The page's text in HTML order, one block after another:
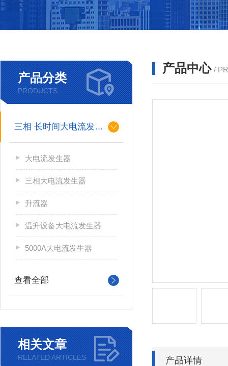
产品分类
PRODUCTS
三相 长时间大电流发生器
大电流发生器
三相大电流发生器
升流器
温升设备大电流发生器
5000A大电流发生器
查看全部
相关文章
RELATED ARTICLES
产品中心 /
产品详情